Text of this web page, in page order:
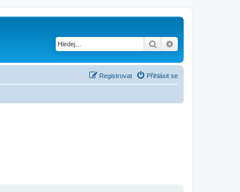
Hledat
Přihlásit se
Registrovat